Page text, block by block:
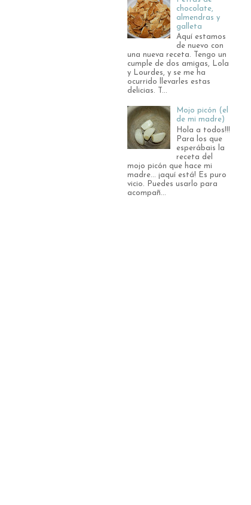
chocolate,
almendras y
galleta
Aquí estamos
de nuevo con
una nueva receta. Tengo un
cumple de dos amigas, Lola
y Lourdes, y se me ha
ocurrido llevarles estas
delicias. T...
Mojo picón (el
de mi madre)
Hola a todos!!!
Para los que
esperábais la
receta del
mojo picón que hace mi
madre... ¡aquí está! Es puro
vicio. Puedes usarlo para
acompañ...